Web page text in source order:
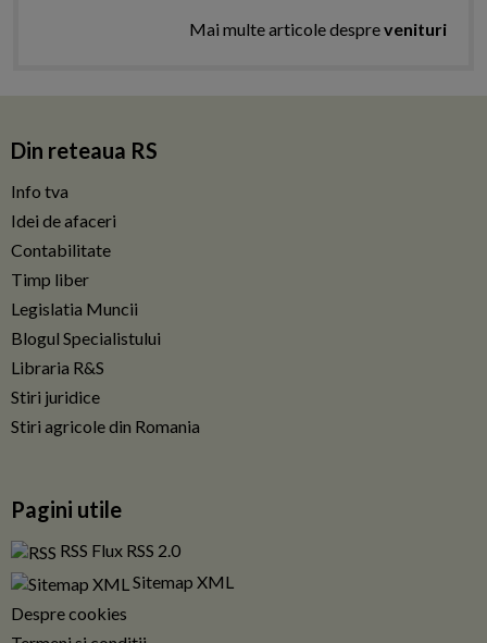
Mai multe articole desprevenituri
Din reteaua RS
Info tva
Idei de afaceri
Contabilitate
Timp liber
Legislatia Muncii
Blogul Specialistului
Libraria R&S
Stiri juridice
Stiri agricole din Romania
Pagini utile
RSS Flux RSS 2.0
Sitemap XML
Despre cookies